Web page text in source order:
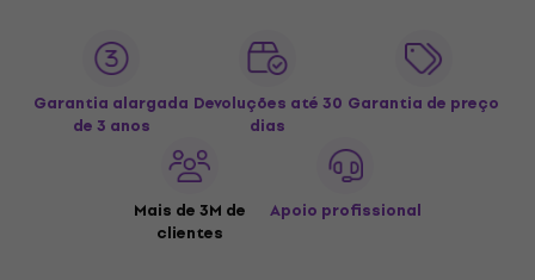
Garantia alargada
de 3 anos
Devoluções até 30
dias
Garantia de preço
Mais de 3M de
clientes
Apoio profissional